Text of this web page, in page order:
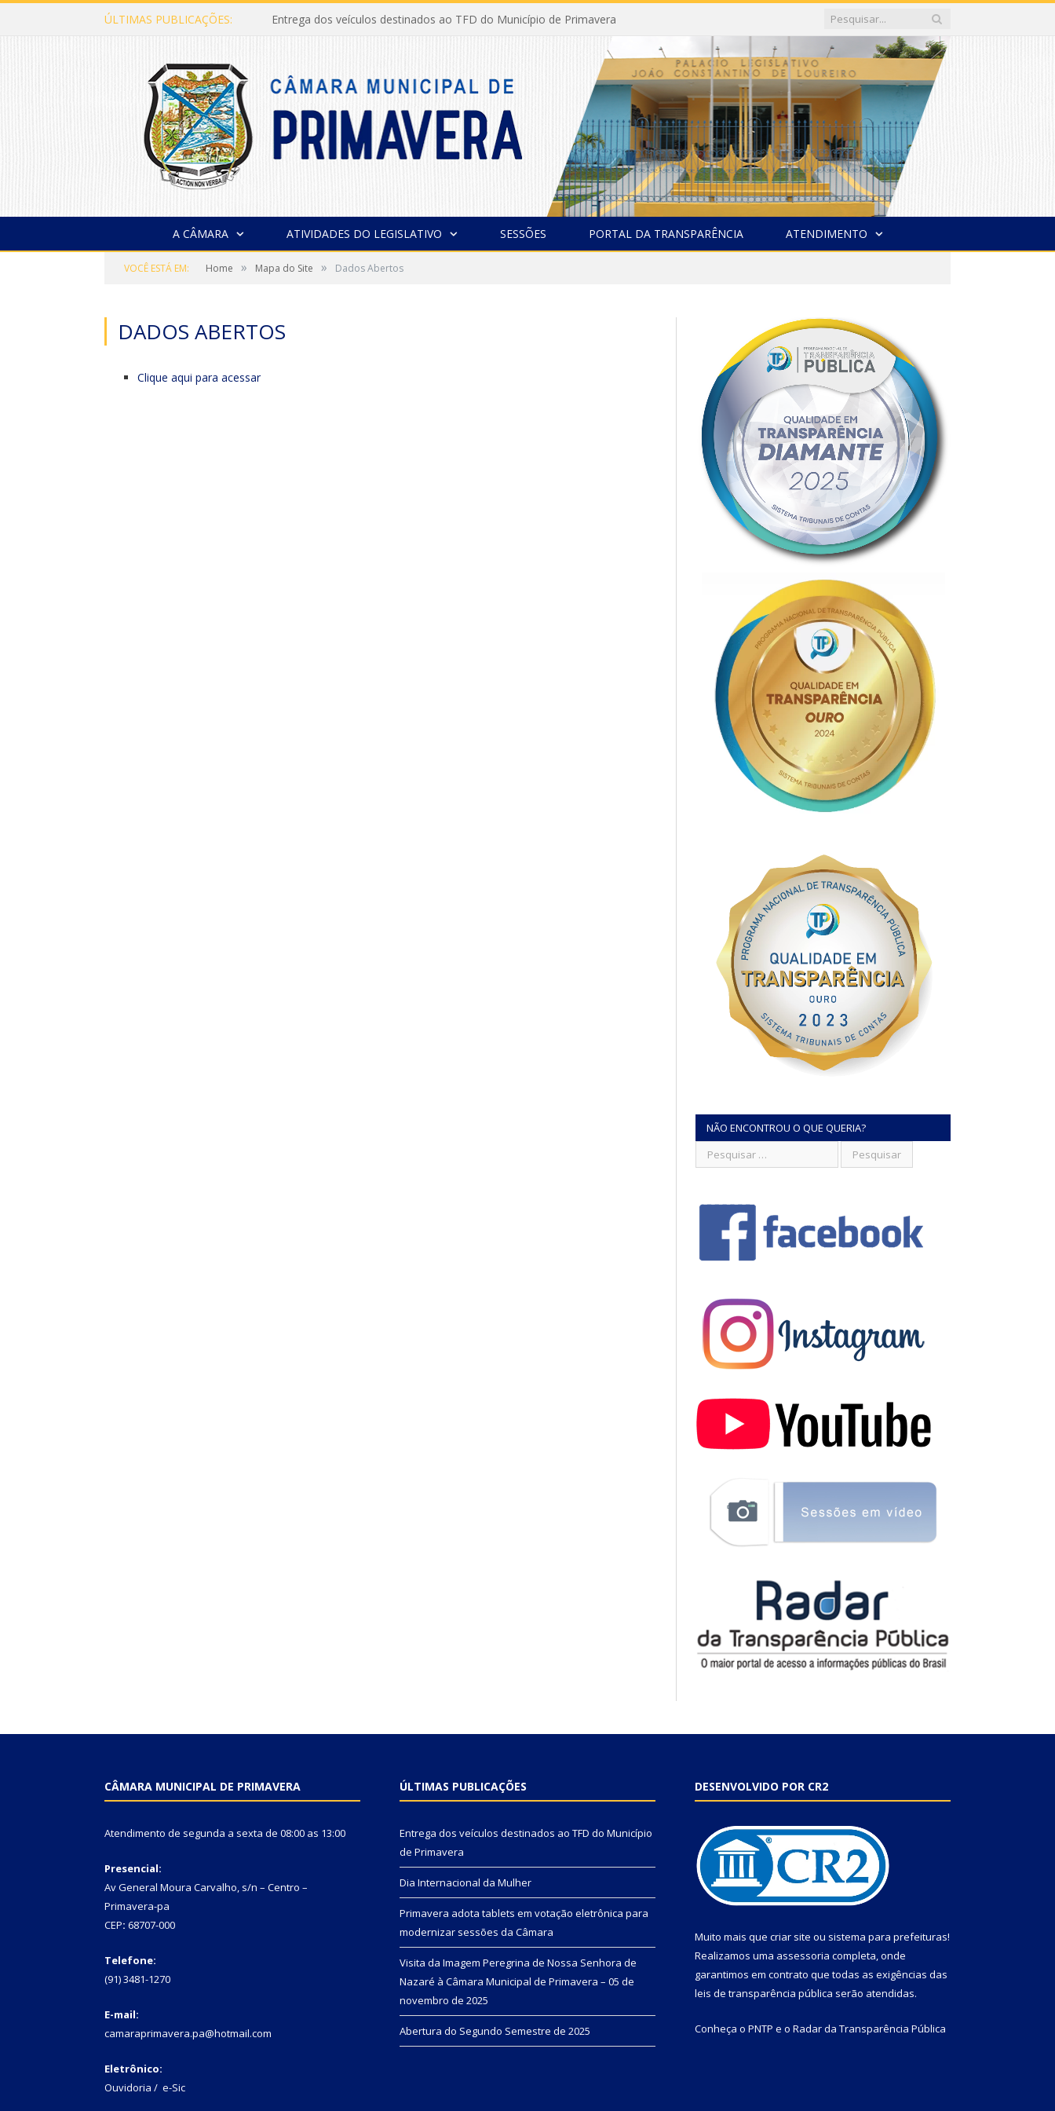
ÚLTIMAS PUBLICAÇÕES: Entrega dos veículos destinados ao TFD do Município de Primavera
A CÂMARA ATIVIDADES DO LEGISLATIVO SESSÕES PORTAL DA TRANSPARÊNCIA ATENDIMENTO
VOCÊ ESTÁ EM: Home » Mapa do Site » Dados Abertos
DADOS ABERTOS
Clique aqui para acessar
NÃO ENCONTROU O QUE QUERIA?
CÂMARA MUNICIPAL DE PRIMAVERA
Atendimento de segunda a sexta de 08:00 as 13:00
Presencial:
Av General Moura Carvalho, s/n – Centro –
Primavera-pa
CEP: 68707-000
Telefone:
(91) 3481-1270
E-mail:
camaraprimavera.pa@hotmail.com
Eletrônico:
Ouvidoria / e-Sic
ÚLTIMAS PUBLICAÇÕES
Entrega dos veículos destinados ao TFD do Município
de Primavera
Dia Internacional da Mulher
Primavera adota tablets em votação eletrônica para
modernizar sessões da Câmara
Visita da Imagem Peregrina de Nossa Senhora de
Nazaré à Câmara Municipal de Primavera – 05 de
novembro de 2025
Abertura do Segundo Semestre de 2025
DESENVOLVIDO POR CR2
Muito mais que criar site ou sistema para prefeituras!
Realizamos uma assessoria completa, onde
garantimos em contrato que todas as exigências das
leis de transparência pública serão atendidas.
Conheça o PNTP e o Radar da Transparência Pública